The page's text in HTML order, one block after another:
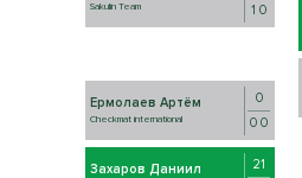
Sakulin Team
1 0
Ермолаев Артём
Checkmat international
0
0 0
Захаров Даниил 21